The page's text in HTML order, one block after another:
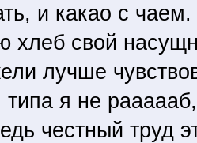
и какао с
хлеб свой
лучше
я не
честный труд